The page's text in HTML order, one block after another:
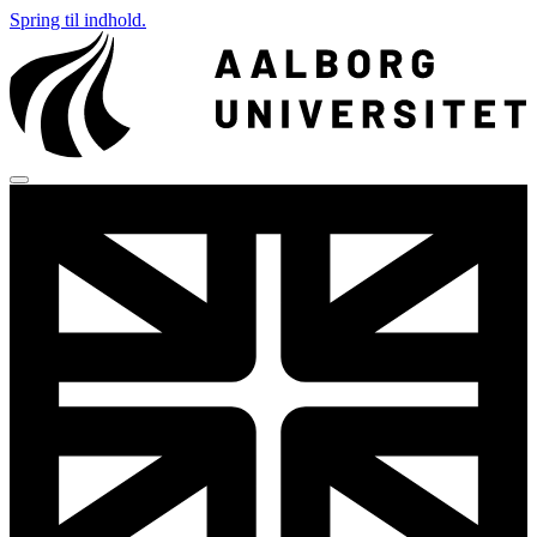
Spring til indhold.